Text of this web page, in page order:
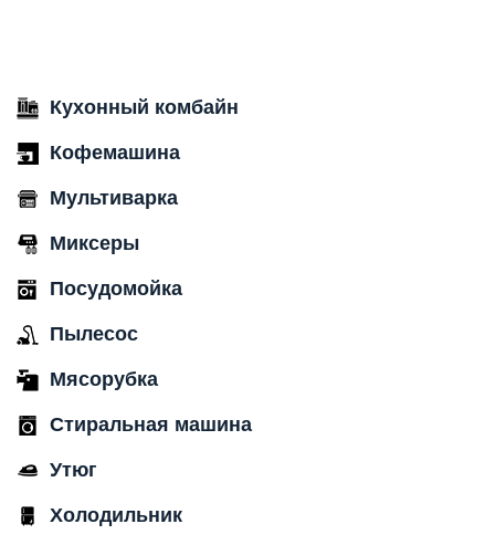
Кухонный комбайн
Кофемашина
Мультиварка
Миксеры
Посудомойка
Пылесос
Мясорубка
Стиральная машина
Утюг
Холодильник